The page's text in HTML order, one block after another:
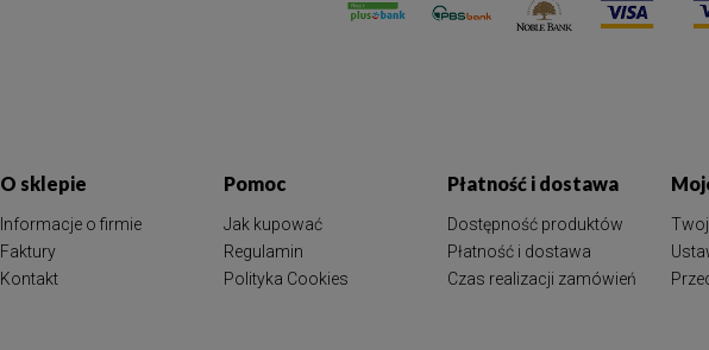
O sklepie
Informacje o firmie
Faktury
Kontakt
Pomoc
Jak kupować
Regulamin
Polityka Cookies
Płatność i dostawa
Dostępność produktów
Płatność i dostawa
Czas realizacji zamówień